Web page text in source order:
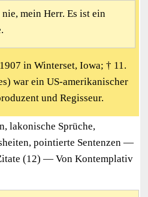
mein Herr. Es ist ein
in Winterset, Iowa; † 11.
war ein US-amerikanischer
und Regisseur.
lakonische Sprüche,
pointierte Sentenzen —
(12) — Von Kontemplativ